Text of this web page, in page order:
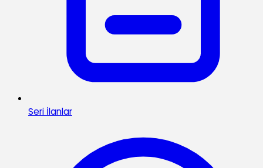
Seri İlanlar